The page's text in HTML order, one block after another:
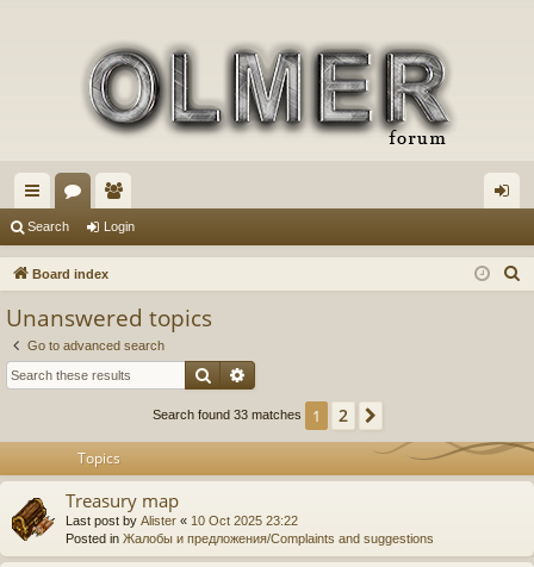
ui
ck
or
u
e
m in
Search Login
Board index
Unanswered topics
Go to advanced search
Search
Search found 33 matches 1 2
Topics
Treasury map
Last post by Alister « 10 Oct 2025 23:22
Posted in Жалобы и предложения/Complaints and suggestions